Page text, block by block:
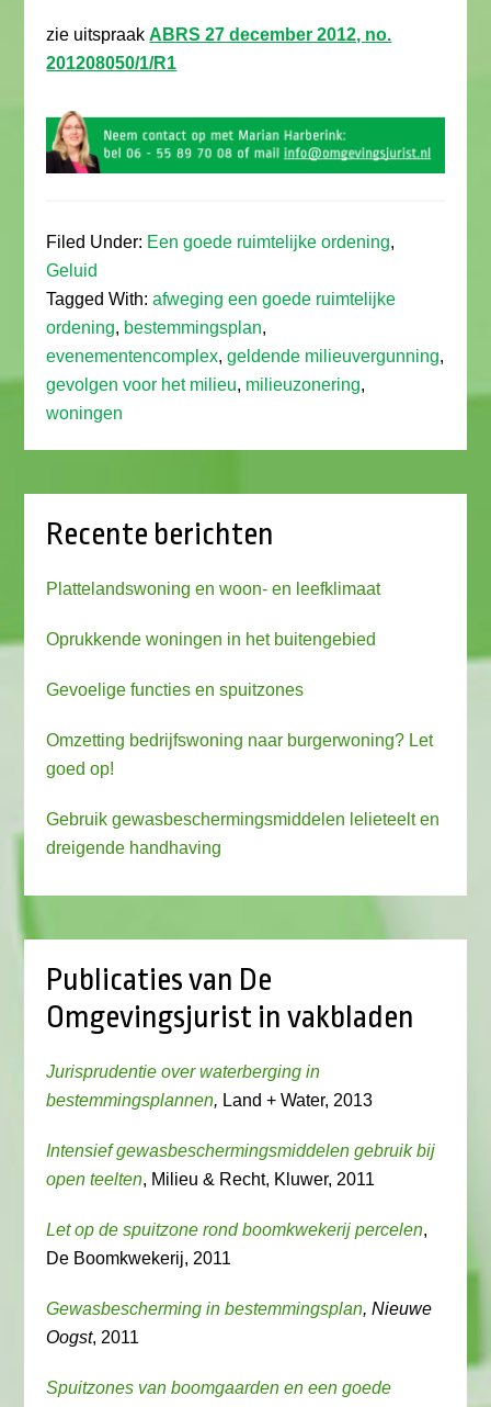
zie uitspraakABRS 27 december 2012, no.
201208050/1/R1
Filed Under: Een goede ruimtelijke ordening,
Geluid
Tagged With:afweging een goede ruimtelijke
ordening, bestemmingsplan,
evenementencomplex,geldende milieuvergunning,
gevolgen voor het milieu, milieuzonering,
woningen
Recente berichten
Plattelandswoning en woon- en leefklimaat
Oprukkende woningen in het buitengebied
Gevoelige functies en spuitzones
Omzetting bedrijfswoning naar burgerwoning? Let
goed op!
Gebruik gewasbeschermingsmiddelen lelieteelt en
dreigende handhaving
Publicaties van De
Omgevingsjurist in vakbladen
Jurisprudentie over waterberging in
bestemmingsplannen, Land + Water, 2013
Intensief gewasbeschermingsmiddelen gebruik bij
open teelten, Milieu & Recht, Kluwer, 2011
Let op de spuitzone rond boomkwekerij percelen,
De Boomkwekerij, 2011
Gewasbescherming in bestemmingsplan, Nieuwe
Oogst, 2011
Spuitzones van boomgaarden en een goede